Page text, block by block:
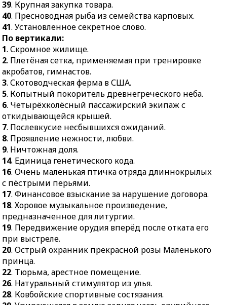
39.Крупная закупка
товара.
40.Пресноводная рыба
из семейства карповых.
41.Установленное
секретное слово.
32.Сельское поселение
при освоении новых
от основания вершина
34.Граница, предел.
35.Плавучее
транспортное средство.
39. Крупная закупка товара.
40. Пресноводная рыба из семейства карповых.
41. Установленное секретное слово.
По вертикали:
1. Скромное жилище.
2. Плетёная сетка, применяемая при тренировке
акробатов, гимнастов.
3. Скотоводческая ферма в США.
5. Копытный покоритель древнегреческого неба.
6. Четырёхколёсный пассажирский экипаж с
откидывающейся крышей.
7. Послевкусие несбывшихся ожиданий.
8. Проявление нежности, любви.
9. Ничтожная доля.
14. Единица генетического кода.
16. Очень маленькая птичка отряда длиннокрылых
с пёстрыми перьями.
17. Финансовое взыскание за нарушение договора.
18. Хоровое музыкальное произведение,
предназначенное для литургии.
19. Передвижение орудия вперёд после отката его
при выстреле.
20. Острый охранник прекрасной розы Маленького
принца.
22. Тюрьма, арестное помещение.
26. Натуральный стимулятор из улья.
28. Ковбойские спортивные состязания.